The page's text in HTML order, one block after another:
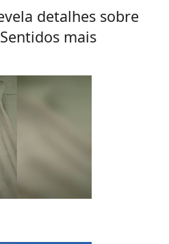
detalhes sobre
mais